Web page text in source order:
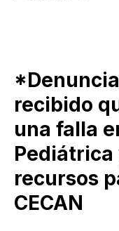
recibido
una falla
Pediátrica
recursos
CECAN